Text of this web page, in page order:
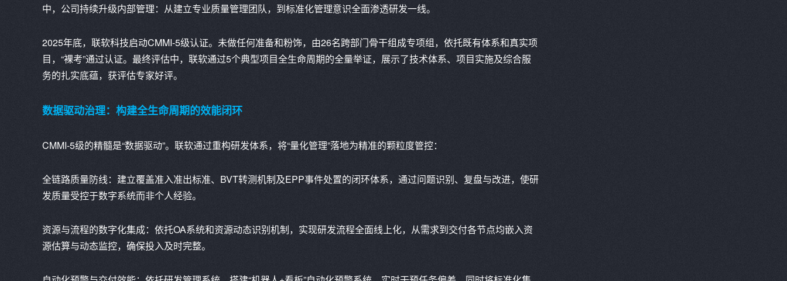
中，公司持续升级内部管理：从建立专业质量管理团队，到标准化管理意识全面渗透研发一线。
2025年底，联软科技启动CMMI-5级认证。未做任何准备和粉饰，由26名跨部门骨干组成专项组，依托既有体系和真实项
目，“裸考”通过认证。最终评估中，联软通过5个典型项目全生命周期的全量举证，展示了技术体系、项目实施及综合服
务的扎实底蕴，获评估专家好评。
数据驱动治理：构建全生命周期的效能闭环
CMMI-5级的精髓是“数据驱动”。联软通过重构研发体系，将“量化管理”落地为精准的颗粒度管控：
全链路质量防线：建立覆盖准入准出标准、BVT转测机制及EPP事件处置的闭环体系，通过问题识别、复盘与改进，使研
发质量受控于数字系统而非个人经验。
资源与流程的数字化集成：依托OA系统和资源动态识别机制，实现研发流程全面线上化，从需求到交付各节点均嵌入资
源估算与动态监控，确保投入及时完整。